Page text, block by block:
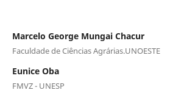
Marcelo George Mungai Chacur
Faculdade de Ciências Agrárias.UNOESTE
Eunice Oba
FMVZ - UNESP